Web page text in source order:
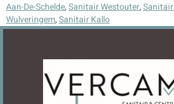
Aan-De-Schelde,Sanitair Westouter,
Wulveringem,Sanitair Kallo